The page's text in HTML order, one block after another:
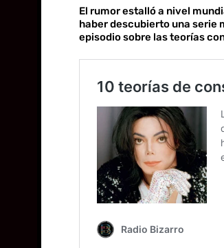
El rumor estalló a nivel
haber descubierto una serie
episodio sobre las teorías